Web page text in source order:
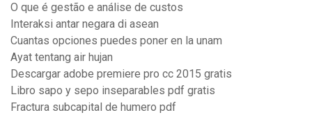
O que é gestão e análise de custos
Interaksi antar negara di asean
Cuantas opciones puedes poner en la unam
Ayat tentang air hujan
Descargar adobe premiere pro cc 2015 gratis
Libro sapo y sepo inseparables pdf gratis
Fractura subcapital de humero pdf